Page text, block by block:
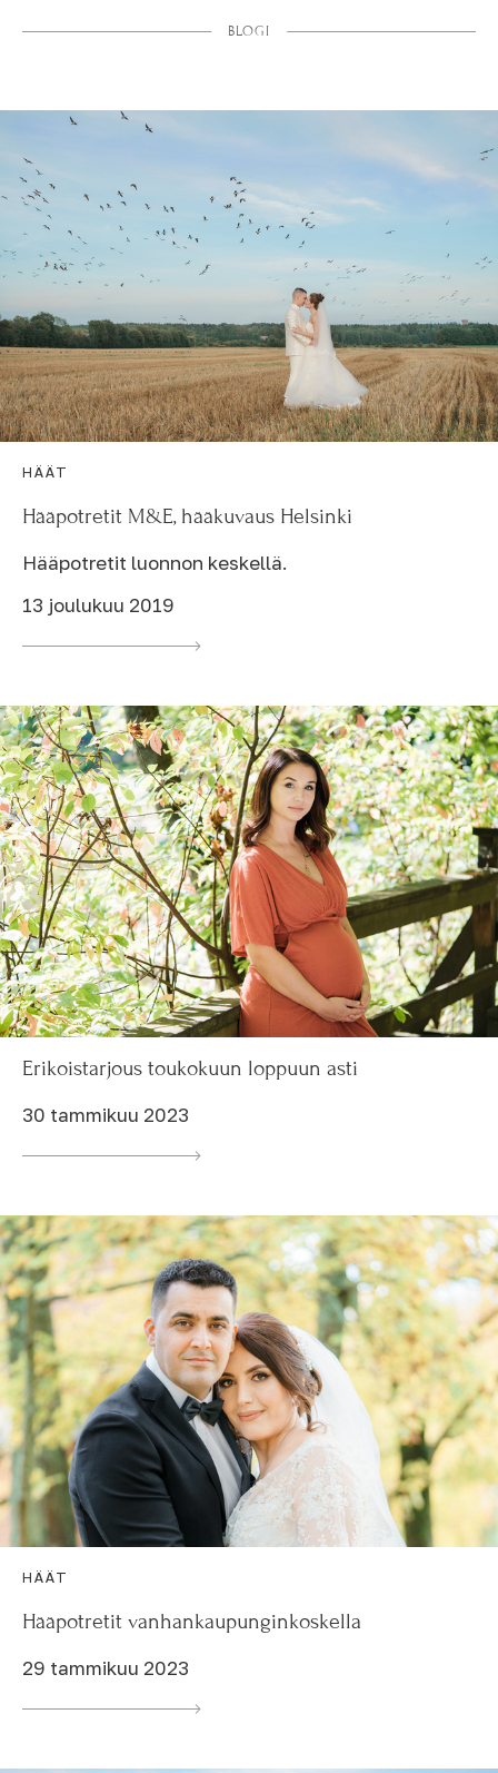
BLOGI
HÄÄT
Hääpotretit M&E, hääkuvaus Helsinki
Hääpotretit luonnon keskellä.
13 joulukuu 2019
Erikoistarjous toukokuun loppuun asti
30 tammikuu 2023
HÄÄT
Hääpotretit vanhankaupunginkoskella
29 tammikuu 2023